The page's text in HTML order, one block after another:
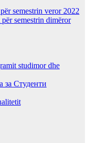
semestrin veror 2022
semestrin dimëror
studimor dhe
за Студенти